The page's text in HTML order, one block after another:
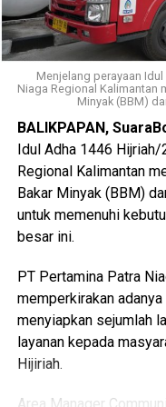
“Kami punya kesamaan
koleksi banyak mobil
beliau menyukai off-
urang Banjar yang
tersenyum.
Momentum itu,
kasih atas sambutan
ramah tersebut. Dan
Bagikan ke
WhatsApp 0
Menjelang perayaan
Niaga Regional Kalimantan
Minyak (BBM)
BALIKPAPAN,
Idul Adha 1446
Regional Kalimantan
Bakar Minyak (BBM)
untuk memenuhi
besar ini.
PT Pertamina Patra
memperkirakan
menyiapkan sejumlah
layanan kepada
Hijiriah.